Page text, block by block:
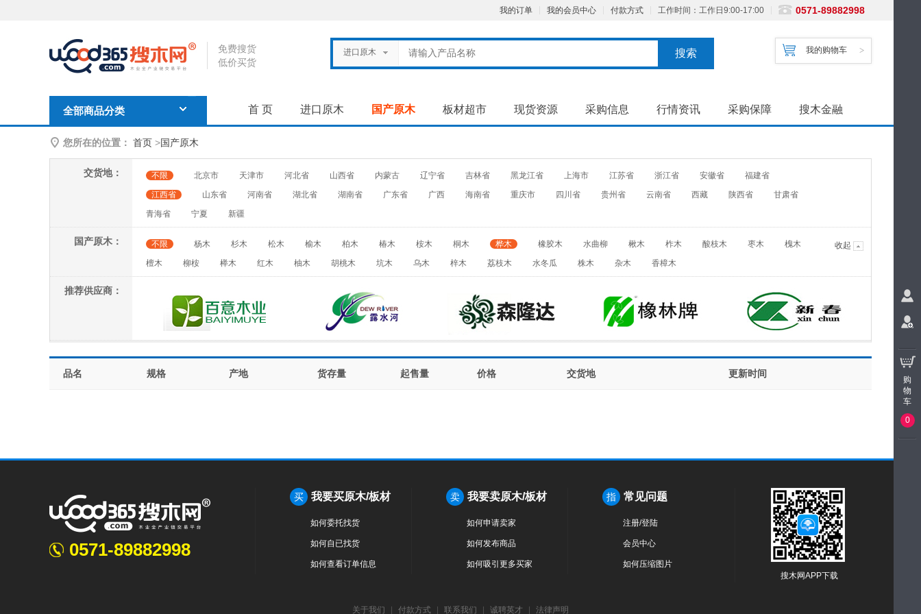
我的订单 我的会员中心 付款方式 工作时间：工作日9:00-17:00 0571-89882998
免费搜货
低价买货
进口原木 搜索 >
我的购物车
全部商品分类 首 页 进口原木 国产原木 板材超市 现货资源 采购信息 行情资讯 采购保障 搜木金融
您所在的位置： 首页 >国产原木
交货地： 不限 北京市 天津市 河北省 山西省 内蒙古 辽宁省 吉林省 黑龙江省 上海市 江苏省 浙江省 安徽省
福建省
江西省
山东省 河南省 湖北省 湖南省 广东省 广西 海南省 重庆市 四川省 贵州省 云南省 西藏 陕西省
甘肃省
青海省
宁夏 新疆
国产原木： 收起
不限 杨木 杉木 松木 榆木 柏木 椿木 桉木 桐木 桦木 橡胶木 水曲柳 楸木 柞木 酸枝木 枣木
槐木
檀木
柳桉 榉木 红木 柚木 胡桃木 坑木 乌木 梓木 荔枝木 水冬瓜 株木 杂木 香樟木
推荐供应商：
品名 规格 产地 货存量 起售量 价格 交货地 更新时间
0571-89882998
买 我要买原木/板材
如何委托找货
如何自已找货
如何查看订单信息
卖 我要卖原木/板材
如何申请卖家
如何发布商品
如何吸引更多买家
指 常见问题
注册/登陆
会员中心
如何压缩图片
搜木网APP下载
关于我们 付款方式 联系我们 诚聘英才 法律声明
购
物
车
0